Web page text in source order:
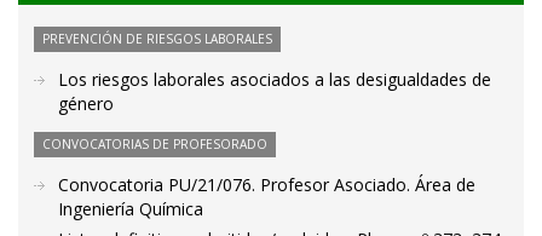
PREVENCIÓN DE RIESGOS LABORALES
Los riesgos laborales asociados a las desigualdades de
género
CONVOCATORIAS DE PROFESORADO
Convocatoria PU/21/076. Profesor Asociado. Área de
Ingeniería Química